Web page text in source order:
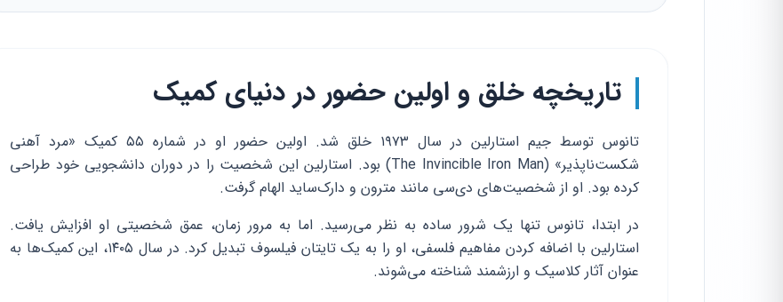
تاریخچه خلق و اولین حضور در دنیای کمیک
تانوس توسط جیم استارلین در سال ۱۹۷۳ خلق شد. اولین حضور او در شماره ۵۵ کمیک «مرد آهنی
شکست‌ناپذیر» (The Invincible Iron Man) بود. استارلین این شخصیت را در دوران دانشجویی خود طراحی
کرده بود. او از شخصیت‌های دی‌سی مانند مترون و دارک‌ساید الهام گرفت.
در ابتدا، تانوس تنها یک شرور ساده به نظر می‌رسید. اما به مرور زمان، عمق شخصیتی او افزایش یافت.
استارلین با اضافه کردن مفاهیم فلسفی، او را به یک تایتان فیلسوف تبدیل کرد. در سال ۱۴۰۵، این کمیک‌ها به
عنوان آثار کلاسیک و ارزشمند شناخته می‌شوند.